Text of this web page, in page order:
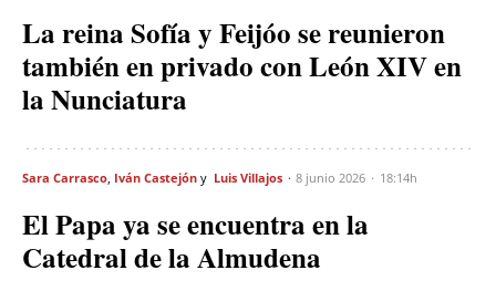
La reina Sofía y Feijóo se reunieron
también en privado con León XIV en
la Nunciatura
Sara Carrasco Iván Castejón Luis Villajos 8 junio 2026 18:14h
El Papa ya se encuentra en la
Catedral de la Almudena